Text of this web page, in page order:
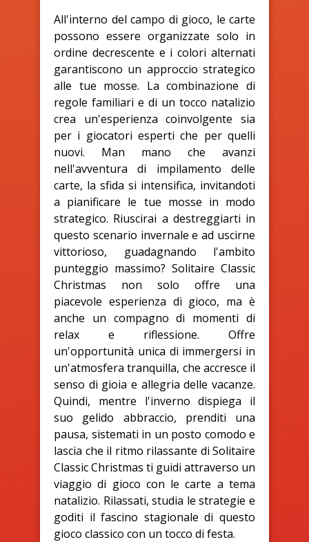
All'interno del campo di gioco, le carte
possono essere organizzate solo in
ordine decrescente e i colori alternati
garantiscono un approccio strategico
alle tue mosse. La combinazione di
regole familiari e di un tocco natalizio
crea un'esperienza coinvolgente sia
per i giocatori esperti che per quelli
nuovi. Man mano che avanzi
nell'avventura di impilamento delle
carte, la sfida si intensifica, invitandoti
a pianificare le tue mosse in modo
strategico. Riuscirai a destreggiarti in
questo scenario invernale e ad uscirne
vittorioso, guadagnando l'ambito
punteggio massimo? Solitaire Classic
Christmas non solo offre una
piacevole esperienza di gioco, ma è
anche un compagno di momenti di
relax e riflessione. Offre
un'opportunità unica di immergersi in
un'atmosfera tranquilla, che accresce il
senso di gioia e allegria delle vacanze.
Quindi, mentre l'inverno dispiega il
suo gelido abbraccio, prenditi una
pausa, sistemati in un posto comodo e
lascia che il ritmo rilassante di Solitaire
Classic Christmas ti guidi attraverso un
viaggio di gioco con le carte a tema
natalizio. Rilassati, studia le strategie e
goditi il fascino stagionale di questo
gioco classico con un tocco di festa.